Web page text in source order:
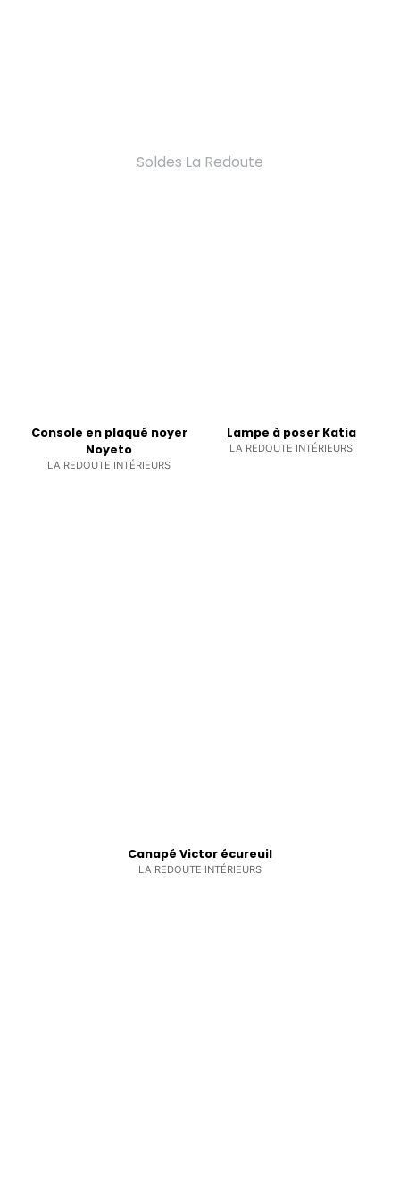
Soldes La Redoute
Console en plaqué noyer
Noyeto
LA REDOUTE INTÉRIEURS
Lampe à poser Katia
LA REDOUTE INTÉRIEURS
Canapé Victor écureuil
LA REDOUTE INTÉRIEURS